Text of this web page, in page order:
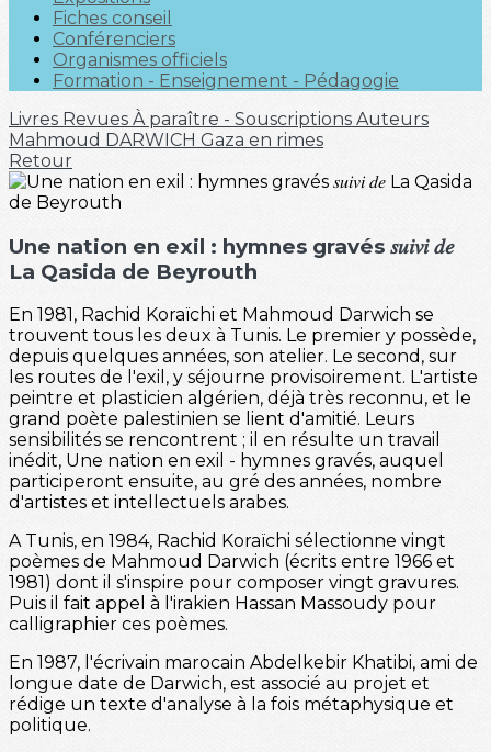
Fiches conseil
Conférenciers
Organismes officiels
Formation - Enseignement - Pédagogie
Livres Revues À paraître - Souscriptions Auteurs
Mahmoud DARWICH Gaza en rimes
Retour
Une nation en exil : hymnes gravés 𝑠𝑢𝑖𝑣𝑖 𝑑𝑒
La Qasida de Beyrouth
En 1981, Rachid Koraïchi et Mahmoud Darwich se
trouvent tous les deux à Tunis. Le premier y possède,
depuis quelques années, son atelier. Le second, sur
les routes de l'exil, y séjourne provisoirement. L'artiste
peintre et plasticien algérien, déjà très reconnu, et le
grand poète palestinien se lient d'amitié. Leurs
sensibilités se rencontrent ; il en résulte un travail
inédit, Une nation en exil - hymnes gravés, auquel
participeront ensuite, au gré des années, nombre
d'artistes et intellectuels arabes.
A Tunis, en 1984, Rachid Koraïchi sélectionne vingt
poèmes de Mahmoud Darwich (écrits entre 1966 et
1981) dont il s'inspire pour composer vingt gravures.
Puis il fait appel à l'irakien Hassan Massoudy pour
calligraphier ces poèmes.
En 1987, l'écrivain marocain Abdelkebir Khatibi, ami de
longue date de Darwich, est associé au projet et
rédige un texte d'analyse à la fois métaphysique et
politique.